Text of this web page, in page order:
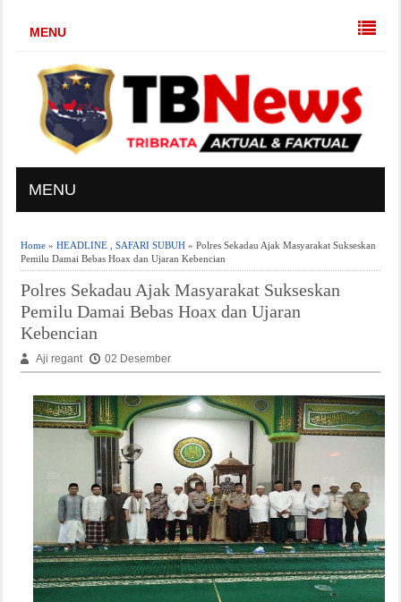
MENU
MENU
Home» HEADLINE, SAFARI SUBUH» Polres Sekadau Ajak Masyarakat Sukseskan
Pemilu Damai Bebas Hoax dan Ujaran Kebencian
Polres Sekadau Ajak Masyarakat Sukseskan
Pemilu Damai Bebas Hoax dan Ujaran
Kebencian
Aji regant 02 Desember